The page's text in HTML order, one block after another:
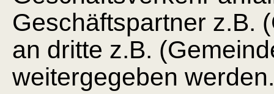
Geschäftspartner z.B.
an dritte z.B.
weitergegeben